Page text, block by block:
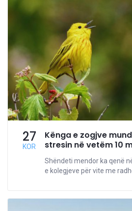
27
KOR
Kënga e zogjve
stresin në vetëm 10
Shëndeti mendor ka qenë
e kolegjeve për vite me